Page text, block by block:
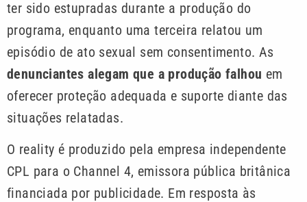
ter sido estupradas durante a produção do
programa, enquanto uma terceira relatou um
episódio de ato sexual sem consentimento. As
denunciantes alegam que a produção falhou em
oferecer proteção adequada e suporte diante das
situações relatadas.
O reality é produzido pela empresa independente
CPL para o Channel 4, emissora pública britânica
financiada por publicidade. Em resposta às